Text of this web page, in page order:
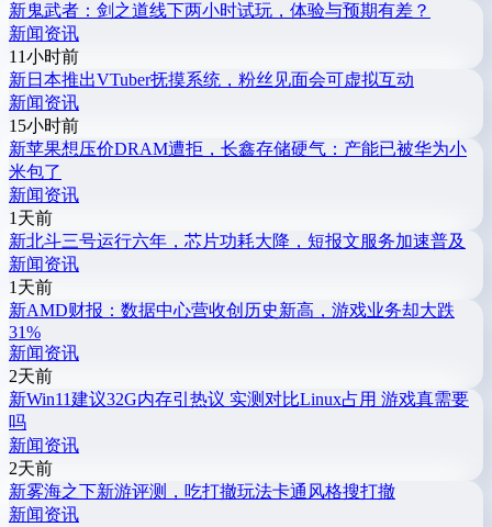
新鬼武者：剑之道线下两小时试玩，体验与预期有差？
新闻资讯
11小时前
新日本推出VTuber抚摸系统，粉丝见面会可虚拟互动
新闻资讯
15小时前
新苹果想压价DRAM遭拒，长鑫存储硬气：产能已被华为小
米包了
新闻资讯
1天前
新北斗三号运行六年，芯片功耗大降，短报文服务加速普及
新闻资讯
1天前
新AMD财报：数据中心营收创历史新高，游戏业务却大跌
31%
新闻资讯
2天前
新Win11建议32G内存引热议 实测对比Linux占用 游戏真需要
吗
新闻资讯
2天前
新雾海之下新游评测，吃打撤玩法卡通风格搜打撤
新闻资讯